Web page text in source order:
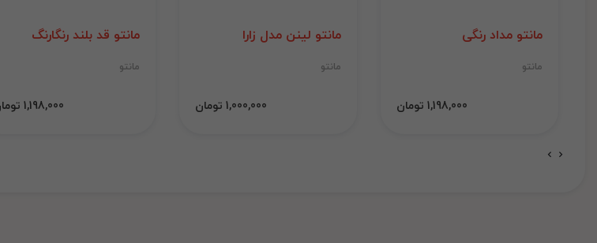
مانتو مداد رنگی
مانتو
1,198,000 تومان
مانتو لینن مدل زارا
مانتو
1,000,000 تومان
مانتو قد بلند رنگارنگ
مانتو
1,198,000 تومان